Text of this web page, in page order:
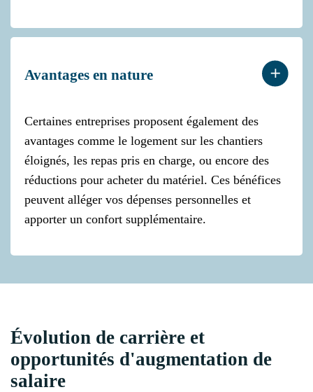
Avantages en nature
Certaines entreprises proposent également des
avantages comme le logement sur les chantiers
éloignés, les repas pris en charge, ou encore des
réductions pour acheter du matériel. Ces bénéfices
peuvent alléger vos dépenses personnelles et
apporter un confort supplémentaire.
Évolution de carrière et
opportunités d'augmentation de
salaire